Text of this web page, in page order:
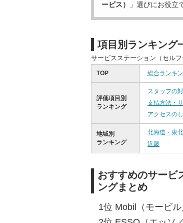
ービス）
」選びにお役立
項目別ランキング
サービスステーション（セル
TOP 総合ランキ
評価項目別
ランキング
スタッフの
支払方法・
アクセスの
地域別
ランキング
北海道・東北
近畿
おすすめのサービ
ングまとめ
1位 Mobil（モービ